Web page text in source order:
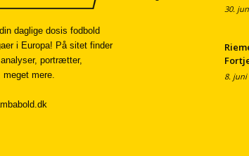
daglige dosis fodbold
i Europa! På sitet finder
portrætter,
meget mere.
30.
8. juni